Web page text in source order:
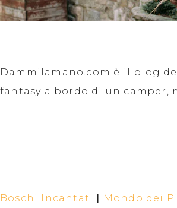
Dammilamano.com è il blog
fantasy a bordo di un camper,
Boschi Incantati Mondo dei